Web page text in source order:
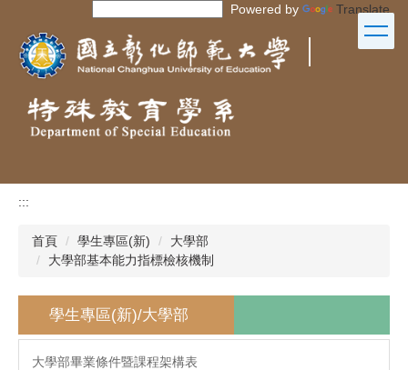
主
Powered by Translate
:::
首頁 學生專區(新)
大學部
大學部基本能力指標檢核機制
學生專區(新)/大學部
大學部畢業條件暨課程架構表